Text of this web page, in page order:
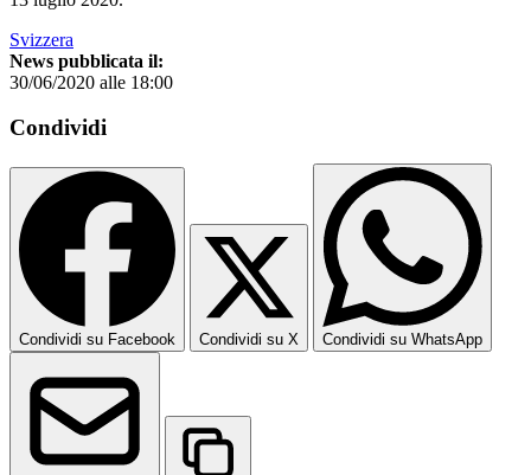
Svizzera
News pubblicata il:
30/06/2020 alle 18:00
Condividi
Condividi su Facebook Condividi su X Condividi su WhatsApp